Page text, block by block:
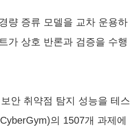
량 증류 모델을 교차 운용하
가 상호 반론과 검증을 수행
안 취약점 탐지 성능을 테스
의 1507개 과제에